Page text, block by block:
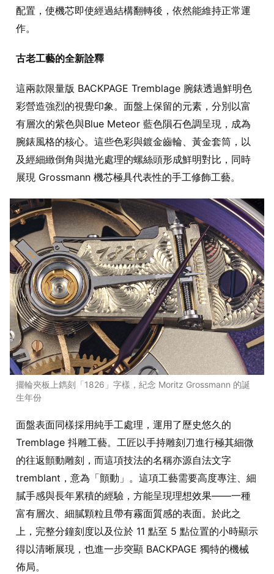
配置，使機芯即使經過結構翻轉後，依然能維持正常運
作。
古老工藝的全新詮釋
這兩款限量版 BACKPAGE Tremblage 腕錶透過鮮明色
彩營造強烈的視覺印象。面盤上保留的元素，分別以富
有層次的紫色與Blue Meteor 藍色隕石色調呈現，成為
腕錶風格的核心。這些色彩與鍍金齒輪、黃金套筒，以
及經細緻倒角與拋光處理的螺絲頭形成鮮明對比，同時
展現 Grossmann 機芯極具代表性的手工修飾工藝。
擺輪夾板上鐫刻「1826」字樣，紀念 Moritz Grossmann 的誕
生年份
面盤表面同樣採用純手工處理，運用了歷史悠久的
Tremblage 抖雕工藝。工匠以手持雕刻刀進行極其細微
的往返顫動雕刻，而這項技法的名稱亦源自法文字
tremblant，意為「顫動」。這項工藝需要高度專注、細
膩手感與長年累積的經驗，方能呈現理想效果——一種
富有層次、細膩顆粒且帶有霧面質感的表面。於此之
上，完整分鐘刻度以及位於 11 點至 5 點位置的小時顯示
得以清晰展現，也進一步突顯 BACKPAGE 獨特的機械
佈局。